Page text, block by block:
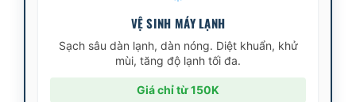
VỆ SINH MÁY LẠNH
Sạch sâu dàn lạnh, dàn nóng. Diệt khuẩn, khử
mùi, tăng độ lạnh tối đa.
Giá chỉ từ 150K